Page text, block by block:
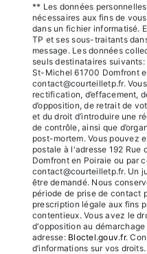
** Les données
nécessaires aux fins de
dans un fichier informatisé.
TP et ses sous-traitants
message. Les données
seuls destinataires
St-Michel 61700 Domfront
contact@courteilletp.fr.
rectification, d’effacement,
d’opposition, de retrait de
et du droit d’introduire une
de contrôle, ainsi que
post-mortem. Vous pouvez
postale à l'adresse 192
Domfront en Poiraie ou par
contact@courteilletp.fr. Un
être demandé. Nous
période de prise de contact
prescription légale aux fins
contentieux. Vous avez le
d'opposition au
adresse: Bloctel.gouv.fr.
d’informations sur vos droits.